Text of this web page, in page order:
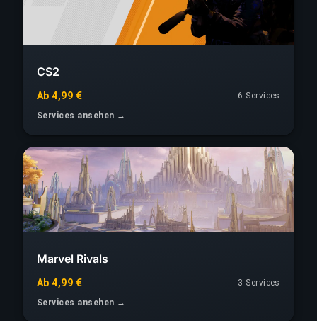
CS2
Ab 4,99 €
6 Services
Services ansehen →
Marvel Rivals
Ab 4,99 €
3 Services
Services ansehen →